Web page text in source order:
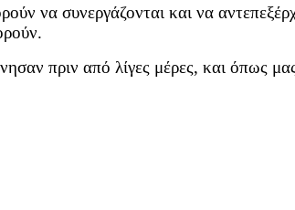
να συνεργάζονται και να
πριν από λίγες μέρες, και όπως